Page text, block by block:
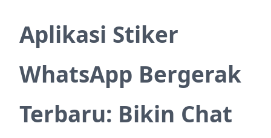
Aplikasi Stiker
WhatsApp Bergerak
Terbaru: Bikin Chat